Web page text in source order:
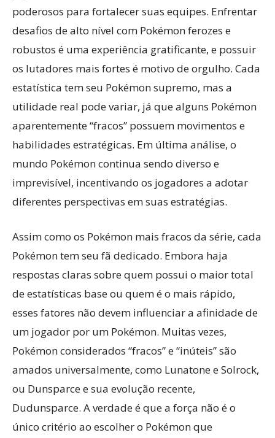
poderosos para fortalecer suas equipes. Enfrentar
desafios de alto nível com Pokémon ferozes e
robustos é uma experiência gratificante, e possuir
os lutadores mais fortes é motivo de orgulho. Cada
estatística tem seu Pokémon supremo, mas a
utilidade real pode variar, já que alguns Pokémon
aparentemente “fracos” possuem movimentos e
habilidades estratégicas. Em última análise, o
mundo Pokémon continua sendo diverso e
imprevisível, incentivando os jogadores a adotar
diferentes perspectivas em suas estratégias.
Assim como os Pokémon mais fracos da série, cada
Pokémon tem seu fã dedicado. Embora haja
respostas claras sobre quem possui o maior total
de estatísticas base ou quem é o mais rápido,
esses fatores não devem influenciar a afinidade de
um jogador por um Pokémon. Muitas vezes,
Pokémon considerados “fracos” e “inúteis” são
amados universalmente, como Lunatone e Solrock,
ou Dunsparce e sua evolução recente,
Dudunsparce. A verdade é que a força não é o
único critério ao escolher o Pokémon que